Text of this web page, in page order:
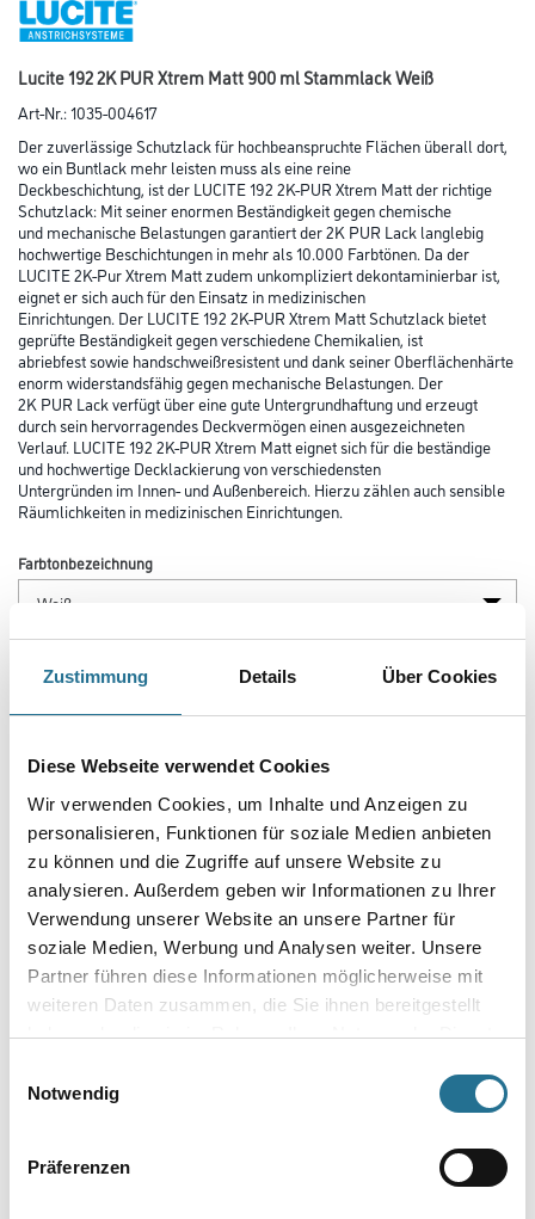
Zustimmung Details Über Cookies
Diese Webseite verwendet Cookies
Wir verwenden Cookies, um Inhalte und Anzeigen zu
personalisieren, Funktionen für soziale Medien anbieten
zu können und die Zugriffe auf unsere Website zu
analysieren. Außerdem geben wir Informationen zu Ihrer
Verwendung unserer Website an unsere Partner für
soziale Medien, Werbung und Analysen weiter. Unsere
Partner führen diese Informationen möglicherweise mit
weiteren Daten zusammen, die Sie ihnen bereitgestellt
haben oder die sie im Rahmen Ihrer Nutzung der Dienste
Notwendig
Präferenzen
Lucite 192 2K PUR Xtrem Matt 900 ml Stammlack Weiß
Art-Nr.:1035-004617
Der zuverlässige Schutzlack für hochbeanspruchte Flächen überall dort,
wo ein Buntlack mehr leisten muss als eine reine
Deckbeschichtung, ist der LUCITE 192 2K-PUR Xtrem Matt der richtige
Schutzlack: Mit seiner enormen Beständigkeit gegen chemische
und mechanische Belastungen garantiert der 2K PUR Lack langlebig
hochwertige Beschichtungen in mehr als 10.000 Farbtönen. Da der
LUCITE 2K-Pur Xtrem Matt zudem unkompliziert dekontaminierbar ist,
eignet er sich auch für den Einsatz in medizinischen
Einrichtungen. Der LUCITE 192 2K-PUR Xtrem Matt Schutzlack bietet
geprüfte Beständigkeit gegen verschiedene Chemikalien, ist
abriebfest sowie handschweißresistent und dank seiner Oberflächenhärte
enorm widerstandsfähig gegen mechanische Belastungen. Der
2K PUR Lack verfügt über eine gute Untergrundhaftung und erzeugt
durch sein hervorragendes Deckvermögen einen ausgezeichneten
Verlauf. LUCITE 192 2K-PUR Xtrem Matt eignet sich für die beständige
und hochwertige Decklackierung von verschiedensten
Untergründen im Innen- und Außenbereich. Hierzu zählen auch sensible
Räumlichkeiten in medizinischen Einrichtungen.
Farbtonbezeichnung
Umrechnungsfaktoren
Zur Farbauswahl für Ihren Wunschfarbton